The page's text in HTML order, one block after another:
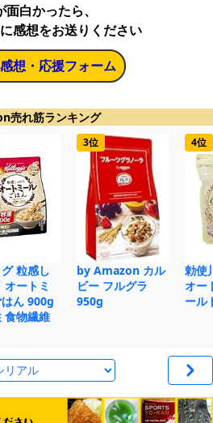
面白かったら、
感想をお送りください
想・応援フォーム
売れ筋ランキング
粒感し
オートミ
ん 900g
食物繊維
3位
by Amazon カル
ビー フルグラ
950g
4位
勅使
オー
ール